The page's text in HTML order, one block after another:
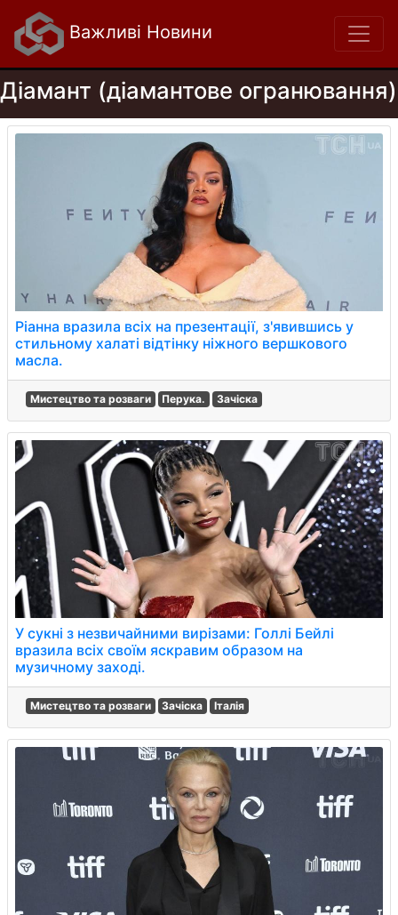
Важливі Новини
Діамант (діамантове огранювання)
Ріанна вразила всіх на презентації, з'явившись у
стильному халаті відтінку ніжного вершкового
масла.
Мистецтво та розваги Перука. Зачіска
У сукні з незвичайними вирізами: Голлі Бейлі
вразила всіх своїм яскравим образом на
музичному заході.
Мистецтво та розваги Зачіска Італія